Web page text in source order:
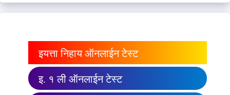
इयत्ता निहाय ऑनलाईन टेस्ट
इ. १ ली ऑनलाईन टेस्ट